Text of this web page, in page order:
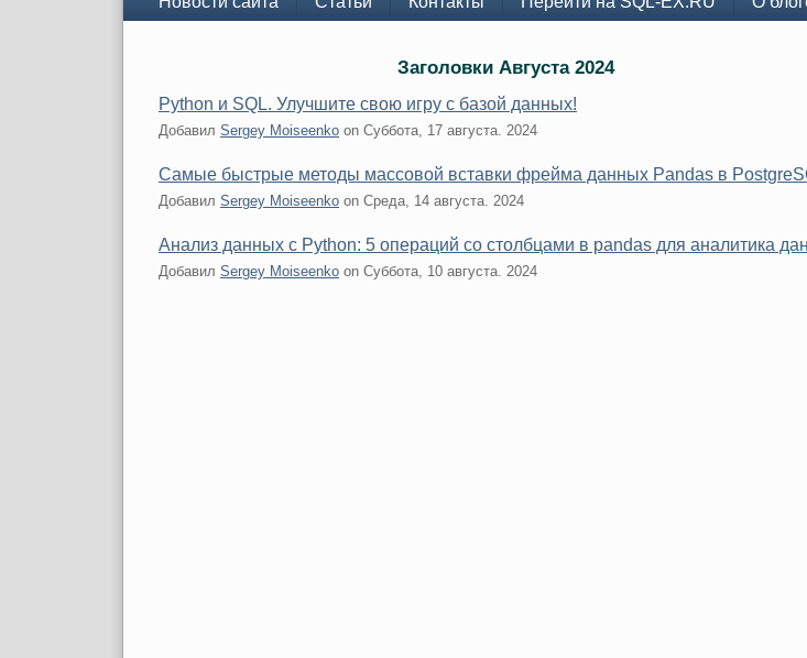
Заголовки Августа 2024
Python и SQL. Улучшите свою игру с базой данных!
Добавил Sergey Moiseenko on Суббота, 17 августа. 2024
Самые быстрые методы массовой вставки фрейма данных Pandas в
Добавил Sergey Moiseenko on Среда, 14 августа. 2024
Анализ данных с Python: 5 операций со столбцами в pandas для аналитика
Добавил Sergey Moiseenko on Суббота, 10 августа. 2024